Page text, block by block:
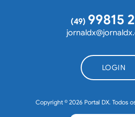
(49) 99815
LOGIN
Copyright © 2026 Portal DX. Todos